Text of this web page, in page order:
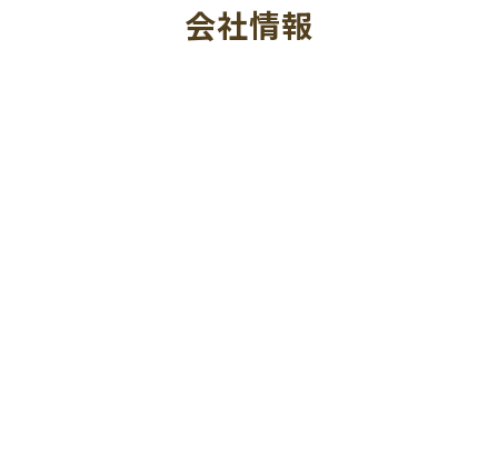
会社情報